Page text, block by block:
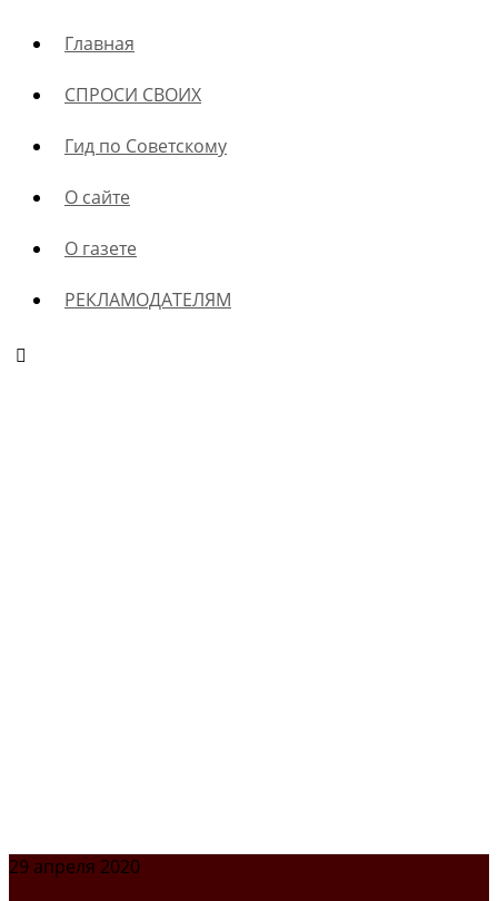
Главная
СПРОСИ СВОИХ
Гид по Советскому
О сайте
О газете
РЕКЛАМОДАТЕЛЯМ
29 апреля 2020